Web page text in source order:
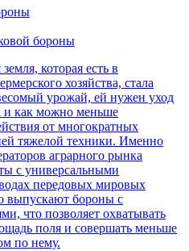
которая есть в
хозяйства, стала
урожай, ей нужен уход
и как можно меньше
от многократных
тяжелой техники. Именно
аграрного рынка
с универсальными
передовых мировых
выпускают бороны с
что позволяет охватывать
поля и совершать меньше
по нему.